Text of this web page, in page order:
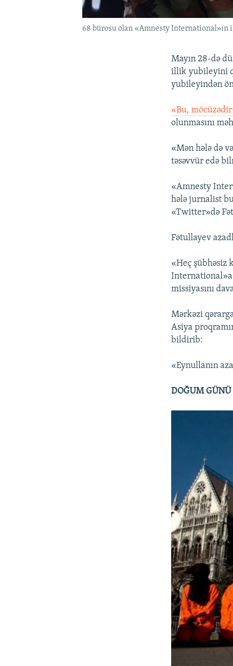
68 bürosu olan «Amnesty
Mayın 28-də
illik yubileyini
yubileyindən
«Bu,
olunmasını
«Mən hələ də
təsəvvür edə
«Amnesty
hələ jurnalist
«Twitter»də
Fətullayev
«Heç şübhəsiz
International»a
missiyasını
Mərkəzi
Asiya
bildirib:
«Eynullanın
DOĞUM